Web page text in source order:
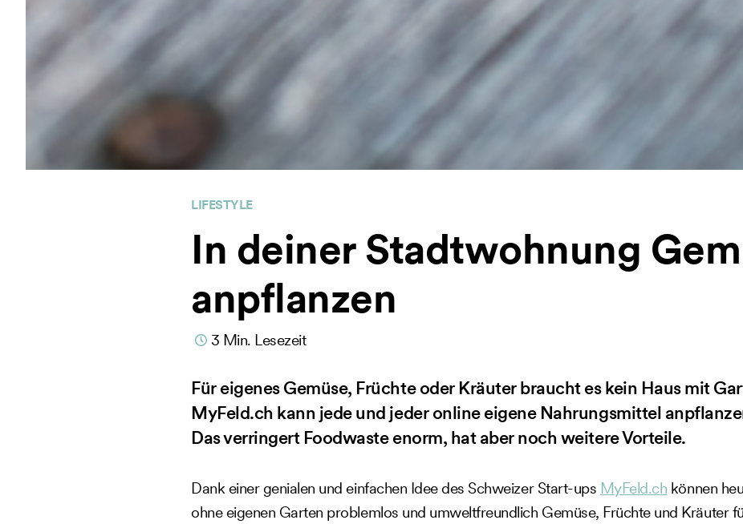
LIFESTYLE
In deiner Stadtwohnung
anpflanzen
3 Min. Lesezeit
Für eigenes Gemüse, Früchte oder Kräuter braucht es kein Haus mit
MyFeld.ch kann jede und jeder online eigene Nahrungsmittel
Das verringert Foodwaste enorm, hat aber noch weitere Vorteile.
Dank einer genialen und einfachen Idee des Schweizer Start-ups MyFeld.ch können
ohne eigenen Garten problemlos und umweltfreundlich Gemüse, Früchte und Kräuter